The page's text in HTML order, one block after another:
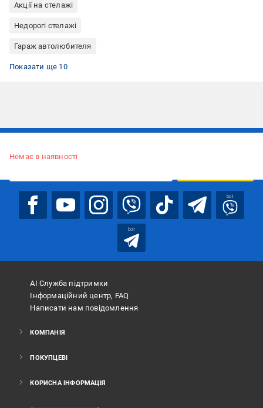
Акції на стелажі
Недорогі стелажі
Гараж автолюбителя
Складське устаткування
Стелажі багатоцільові
Стелажі металеві
Стелажі з полицями металеві
Стелажі з полицями
Стелажі розбірні
Стелажі підлогові
Стелажі господарські
Стелажі класичні
Стелажі УХЛ-Маш
Показати ще 10
Немає в наявності
bot
bot
АІ Служба підтримки
Інформаційний центр, FAQ
Написати нам повідомлення
КОМПАНІЯ
ПОКУПЦЕВІ
КОРИСНА ІНФОРМАЦІЯ